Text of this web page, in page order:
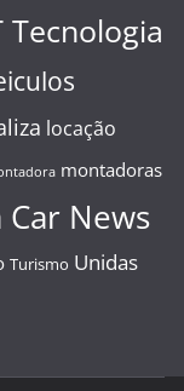
Tecnologia
locação
montadoras
Car News
Turismo Unidas